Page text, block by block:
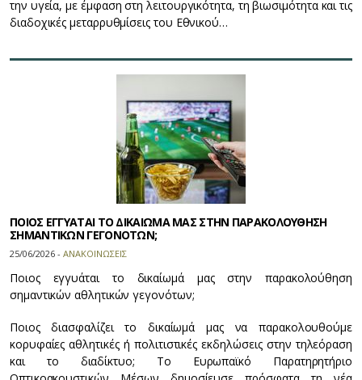
την υγεία, με έμφαση στη λειτουργικότητα, τη βιωσιμότητα και τις
διαδοχικές μεταρρυθμίσεις του Εθνικού…
ΠΟΙΟΣ ΕΓΓΥΑΤΑΙ ΤΟ ΔΙΚΑΙΩΜΑ ΜΑΣ ΣΤΗΝ ΠΑΡΑΚΟΛΟΥΘΗΣΗ
ΣΗΜΑΝΤΙΚΩΝ ΓΕΓΟΝΟΤΩΝ;
25/06/2026 - ΑΝΑΚΟΙΝΩΣΕΙΣ
Ποιος εγγυάται το δικαίωμά μας στην παρακολούθηση
σημαντικών αθλητικών γεγονότων;
Ποιος διασφαλίζει το δικαίωμά μας να παρακολουθούμε
κορυφαίες αθλητικές ή πολιτιστικές εκδηλώσεις στην τηλεόραση
και το διαδίκτυο; Το Ευρωπαϊκό Παρατηρητήριο